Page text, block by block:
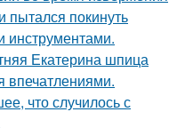
пытался покинуть
инструментами.
Екатерина шпица
впечатлениями.
что случилось с